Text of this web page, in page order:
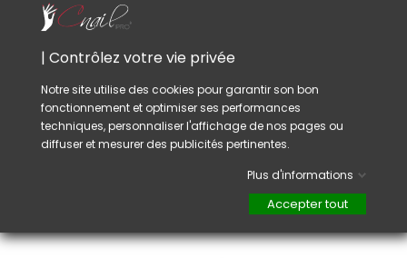
vernis sur l'ongle, laissez sécher, puis recouvrir
de vernis transparent (Top Coat).
Conseil :
Utilisez un bâtonnet en bois d'oranger ou
pincette nail-art, ces outils sont idéals pour
poser les stickers avec précision et plus de
facilité.
| Contrôlez votre vie privée
Notre site utilise des cookies pour garantir son bon
fonctionnement et optimiser ses performances
techniques, personnaliser l'affichage de nos pages ou
diffuser et mesurer des publicités pertinentes.
Plus d'informations
Accepter tout